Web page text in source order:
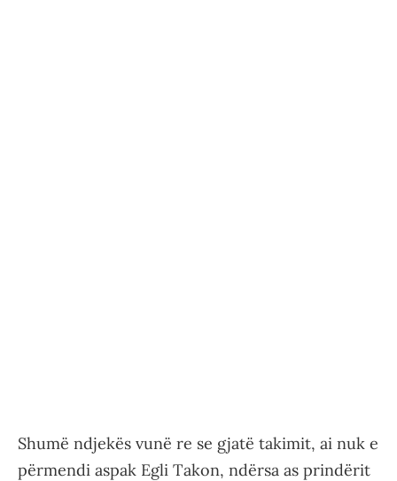
Shumë ndjekës vunë re se gjatë takimit, ai nuk e
përmendi aspak Egli Takon, ndërsa as prindërit